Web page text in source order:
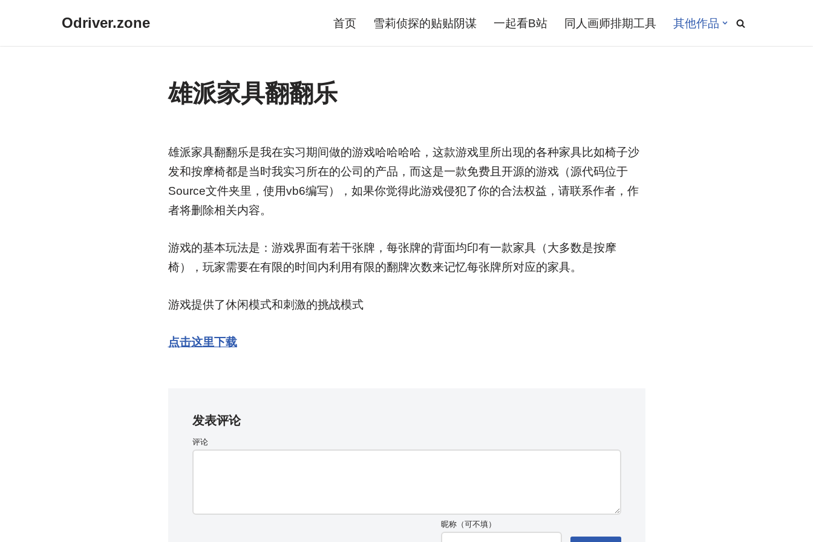
Odriver.zone 首页 雪莉侦探的贴贴阴谋 一起看B站 同人画师排期工具 其他作品
雄派家具翻翻乐
雄派家具翻翻乐是我在实习期间做的游戏哈哈哈哈，这款游戏里所出现的各种家具比如椅子沙
发和按摩椅都是当时我实习所在的公司的产品，而这是一款免费且开源的游戏（源代码位于
Source文件夹里，使用vb6编写），如果你觉得此游戏侵犯了你的合法权益，请联系作者，作
者将删除相关内容。
游戏的基本玩法是：游戏界面有若干张牌，每张牌的背面均印有一款家具（大多数是按摩
椅），玩家需要在有限的时间内利用有限的翻牌次数来记忆每张牌所对应的家具。
游戏提供了休闲模式和刺激的挑战模式
点击这里下载
发表评论
评论
昵称（可不填）